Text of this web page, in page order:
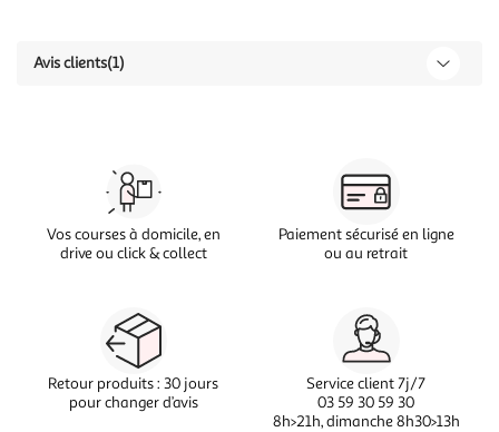
Avis clients(1)
Vos courses à domicile, en
drive ou click & collect
Paiement sécurisé en ligne
ou au retrait
Retour produits : 30 jours
pour changer d’avis
Service client 7j/7
03 59 30 59 30
8h>21h, dimanche 8h30>13h